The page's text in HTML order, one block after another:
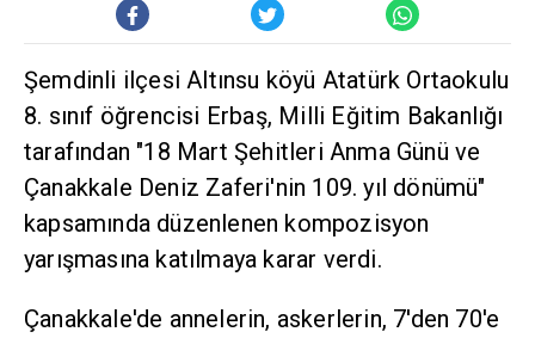
Şemdinli ilçesi Altınsu köyü Atatürk Ortaokulu
8. sınıf öğrencisi Erbaş, Milli Eğitim Bakanlığı
tarafından "18 Mart Şehitleri Anma Günü ve
Çanakkale Deniz Zaferi'nin 109. yıl dönümü"
kapsamında düzenlenen kompozisyon
yarışmasına katılmaya karar verdi.
Çanakkale'de annelerin, askerlerin, 7'den 70'e